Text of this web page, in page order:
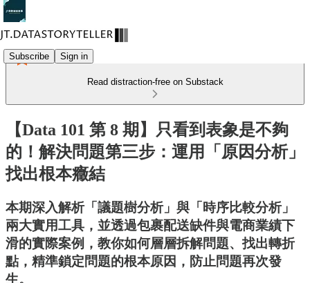
Subscribe Sign in
Read distraction-free on Substack
【Data 101 第 8 期】只看到表象是不夠
的！解決問題第三步：運用「原因分析」
找出根本癥結
本期深入解析「議題樹分析」與「時序比較分析」
兩大實用工具，並透過包裹配送缺件與電商業績下
滑的實際案例，教你如何層層拆解問題、找出轉折
點，精準鎖定問題的根本原因，防止問題再次發
生。